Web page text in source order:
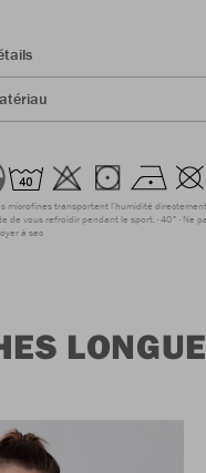
microfines transportent l'humidité
de vous refroidir pendant le sport. 40° Ne
à sec